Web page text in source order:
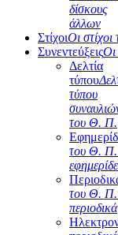
δίσκους
άλλων
ΣτίχοιΟι
ΣυνεντεύξειςΟι
Δελτία
τύπου
τύπου
του Θ. Π.
του Θ. Π.
του Θ. Π.
περιοδικά